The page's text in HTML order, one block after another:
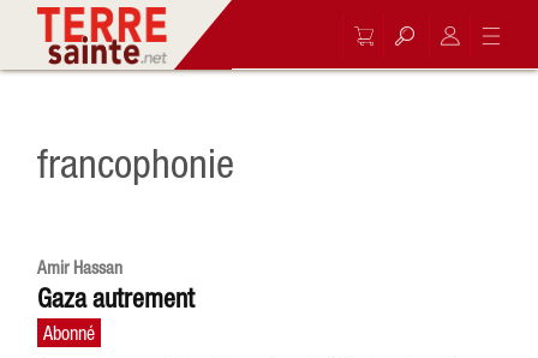
francophonie
Amir Hassan
Gaza autrement